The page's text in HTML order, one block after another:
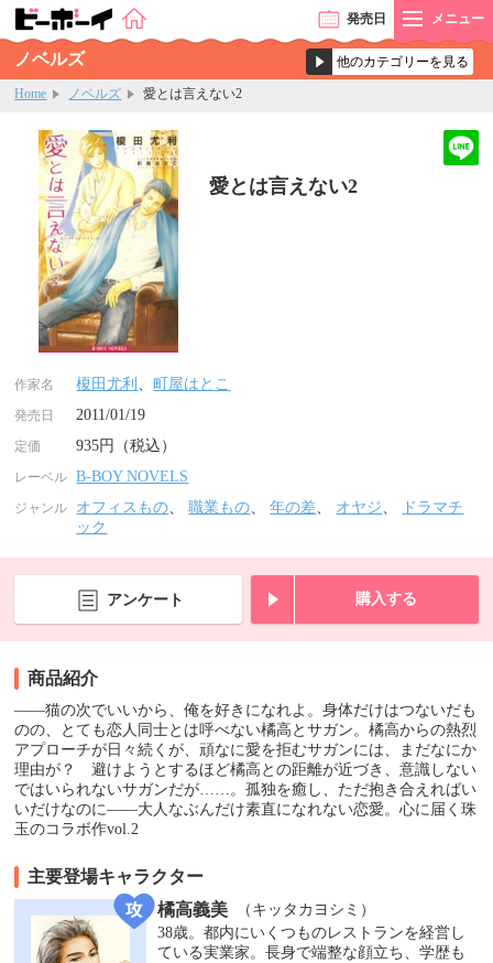
発売日 メニュー
ノベルズ
Home ノベルズ 愛とは言えない2
愛とは言えない2
作家名 榎田尤利 、 町屋はとこ
発売日 2011/01/19
定価 935円（税込）
レーベル B-BOY NOVELS
ジャンル オフィスもの、職業もの、年の差、 オヤジ、
ドラマチ
ック
アンケート 購入する
商品紹介
――猫の次でいいから、俺を好きになれよ。身体だけはつないだも
のの、とても恋人同士とは呼べない橘高とサガン。橘高からの熱烈
アプローチが日々続くが、頑なに愛を拒むサガンには、まだなにか
理由が？ 避けようとするほど橘高との距離が近づき、意識しない
ではいられないサガンだが……。孤独を癒し、ただ抱き合えればい
いだけなのに――大人なぶんだけ素直になれない恋愛。心に届く珠
玉のコラボ作vol.2
主要登場キャラクター
橘高義美
（キッタカヨシミ）
38歳。都内にいくつものレストランを経営し
ている実業家。長身で端整な顔立ち、学歴も